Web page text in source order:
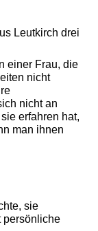
Leutkirch drei
einer Frau, die
nicht
nicht an
erfahren hat,
man ihnen
sie
persönliche